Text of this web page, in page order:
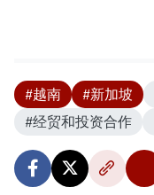
#越南 #新加坡
#经贸和投资合作